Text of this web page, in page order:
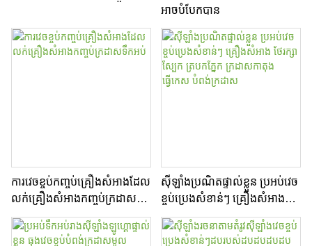
អាចបំបែកបាន
ការវេចខ្ចប់កញ្ចប់គ្រឿងសំអាងដែល
លក់គ្រឿងសំអាងកញ្ចប់ក្រដាស
ទឹកអប់
ស៊ីឡាំងប្រណិតផ្ទាល់ខ្លួន ប្រអប់វេច
ខ្ចប់ប្រេងសំខាន់ៗ គ្រឿងសំអាង
ថែរក្សាស្បែក ត្របកភ្នែក ក្រដាស
កាតុងធ្វើកេស បំពង់ក្រដាស